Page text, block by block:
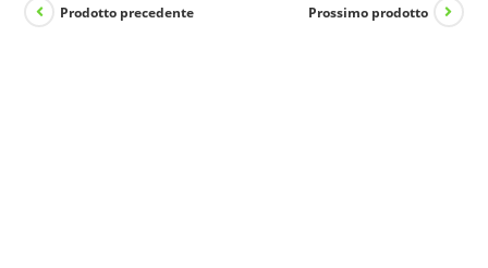
Prodotto precedente Prossimo prodotto